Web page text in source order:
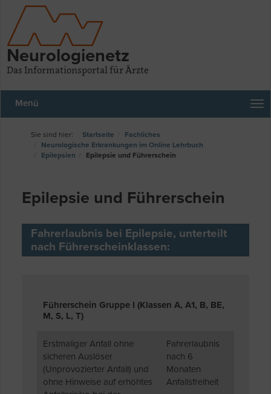
Neurologienetz
Das Informationsportal für Ärzte
Menü
Startseite
Fachliches
Neurologische Erkrankungen im Online Lehrbuch
Epilepsien
Epilepsie und Führerschein
Epilepsie und Führerschein
Fahrerlaubnis bei Epilepsie, unterteilt
nach Führerscheinklassen:
Führerschein Gruppe I (Klassen A, A1, B, BE,
M, S, L, T)
Erstmaliger Anfall ohne
sicheren Auslöser
(Unprovozierter Anfall) und
ohne Hinweise auf erhöhtes
Fahrerlaubnis
nach 6
Monaten
Anfallsfreiheit